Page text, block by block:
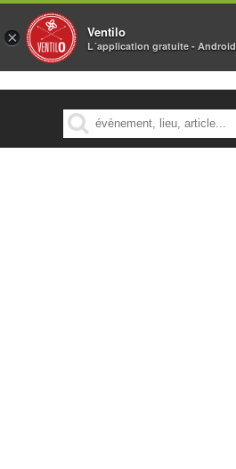
MENU
× Ventilo
L´application gratuite - Android